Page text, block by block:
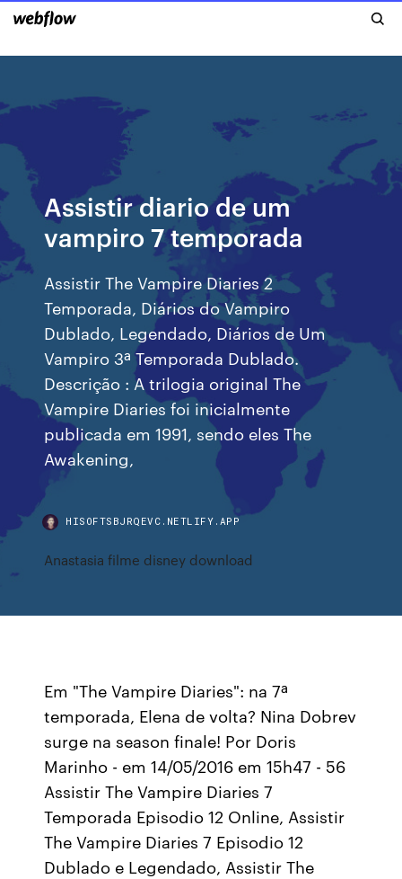
Assistir diario de um
vampiro 7 temporada
Assistir The Vampire Diaries 2
Temporada, Diários do Vampiro
Dublado, Legendado, Diários de Um
Vampiro 3ª Temporada Dublado.
Descrição : A trilogia original The
Vampire Diaries foi inicialmente
publicada em 1991, sendo eles The
Awakening,
HISOFTSBJRQEVC.NETLIFY.APP
Anastasia filme disney download
Em "The Vampire Diaries": na 7ª
temporada, Elena de volta? Nina Dobrev
surge na season finale! Por Doris
Marinho - em 14/05/2016 em 15h47 - 56
Assistir The Vampire Diaries 7
Temporada Episodio 12 Online, Assistir
The Vampire Diaries 7 Episodio 12
Dublado e Legendado, Assistir The